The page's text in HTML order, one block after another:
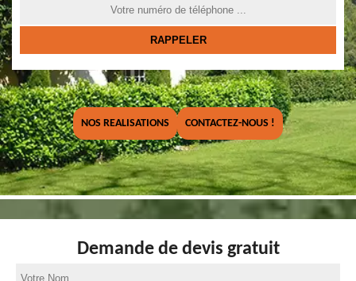
NOS REALISATIONS CONTACTEZ-NOUS !
Demande de devis gratuit